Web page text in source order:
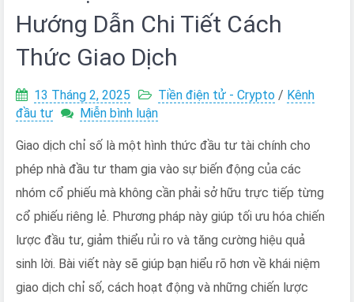
Hướng Dẫn Chi Tiết Cách
Thức Giao Dịch
13 Tháng 2, 2025 Tiền điện tử - Crypto / Kênh
đầu tư
Miễn bình luậntrên
Dịch
Chỉ
Là
Gì?
Hướng
Chi
Tiết
Giao dịch chỉ số là một hình thức đầu tư tài chính cho
phép nhà đầu tư tham gia vào sự biến động của các
nhóm cổ phiếu mà không cần phải sở hữu trực tiếp từng
cổ phiếu riêng lẻ. Phương pháp này giúp tối ưu hóa chiến
lược đầu tư, giảm thiểu rủi ro và tăng cường hiệu quả
sinh lời. Bài viết này sẽ giúp bạn hiểu rõ hơn về khái niệm
giao dịch chỉ số, cách hoạt động và những chiến lược